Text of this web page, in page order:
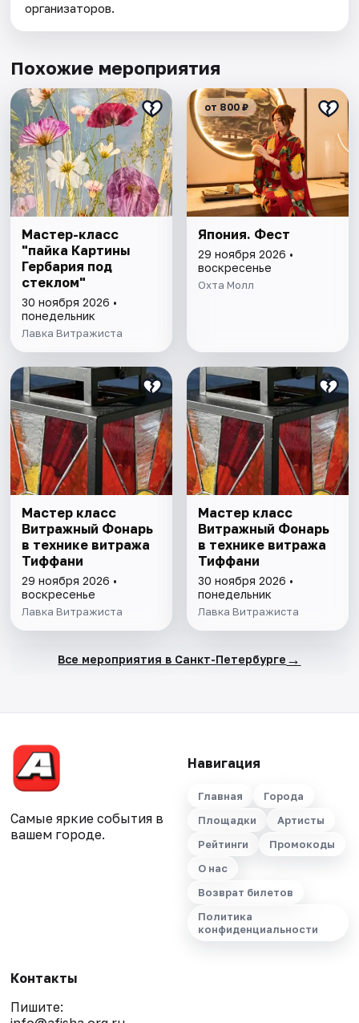
организаторов.
Похожие мероприятия
Мастер-класс
"пайка Картины
Гербария под
стеклом"
30 ноября 2026 •
понедельник
Лавка Витражиста
от 800 ₽
Япония. Фест
29 ноября 2026 •
воскресенье
Охта Молл
Мастер класс
Витражный Фонарь
в технике витража
Тиффани
29 ноября 2026 •
воскресенье
Лавка Витражиста
Мастер класс
Витражный Фонарь
в технике витража
Тиффани
30 ноября 2026 •
понедельник
Лавка Витражиста
Все мероприятия в Санкт-Петербурге →
Самые яркие события в
вашем городе.
Навигация
Главная
Города
Площадки
Артисты
Рейтинги
Промокоды
О нас
Возврат билетов
Политика
конфиденциальности
Контакты
Пишите: